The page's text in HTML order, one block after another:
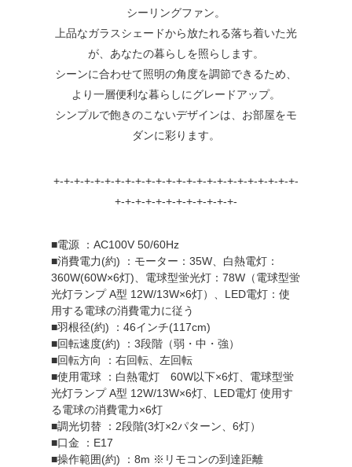
シーリングファン。
上品なガラスシェードから放たれる落ち着いた光
が、あなたの暮らしを照らします。
シーンに合わせて照明の角度を調節できるため、
より一層便利な暮らしにグレードアップ。
シンプルで飽きのこないデザインは、お部屋をモ
ダンに彩ります。
+-+-+-+-+-+-+-+-+-+-+-+-+-+-+-+-+-+-+-+-+-+-+-+-
+-+-+-+-+-+-+-+-+-+-+-+-
■電源 ：AC100V 50/60Hz
■消費電力(約) ：モーター：35W、白熱電灯：
360W(60W×6灯)、電球型蛍光灯：78W（電球型蛍
光灯ランプ A型 12W/13W×6灯）、LED電灯：使
用する電球の消費電力に従う
■羽根径(約) ：46インチ(117cm)
■回転速度(約) ：3段階（弱・中・強）
■回転方向 ：右回転、左回転
■使用電球 ：白熱電灯 60W以下×6灯、電球型蛍
光灯ランプ A型 12W/13W×6灯、LED電灯 使用す
る電球の消費電力×6灯
■調光切替 ：2段階(3灯×2パターン、6灯）
■口金 ：E17
■操作範囲(約) ：8m ※リモコンの到達距離